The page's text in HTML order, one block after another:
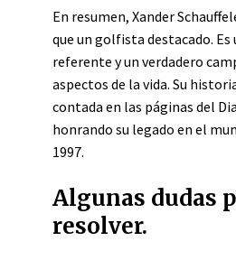
En resumen, Xander
que un golfista destacado. Es
referente y un verdadero
aspectos de la vida. Su
contada en las páginas del
honrando su legado en el
1997.
Algunas dudas
resolver.